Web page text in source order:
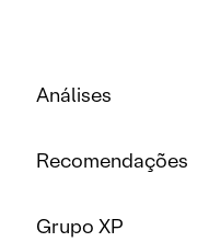
Análises
Recomendações
Grupo XP